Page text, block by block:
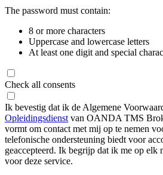
The password must contain:
8 or more characters
Uppercase and lowercase letters
At least one digit and special
Check all consents
Ik bevestig dat ik de Algemene
Opleidingsdienst van OANDA TMS
vormt om contact met mij op te nemen
telefonische ondersteuning biedt voor
geaccepteerd. Ik begrijp dat ik me op elk
voor deze service.